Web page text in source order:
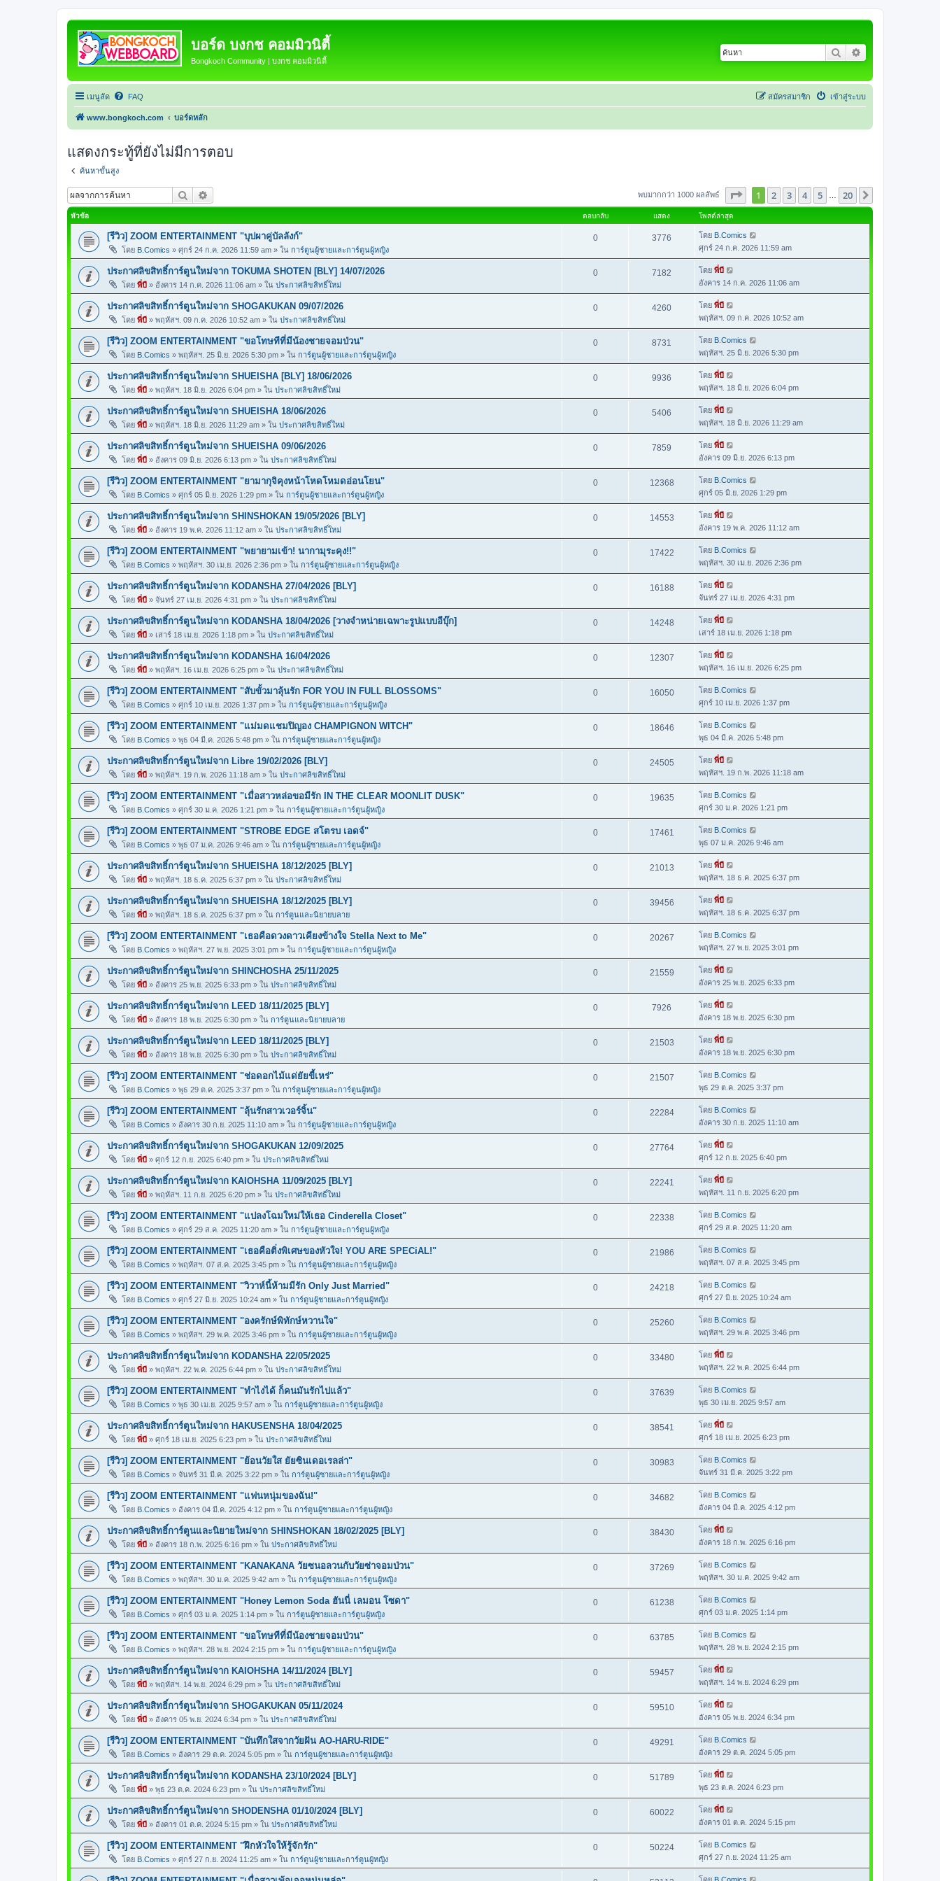
บอร์ด บงกช คอมมิวนิตี้
Bongkoch Community | บงกช คอมมิวนิตี้
ค้นหา
เมนูลัด FAQ เข้าสู่ระบบ
สมัครสมาชิก
www.bongkoch.com บอร์ดหลัก
แสดงกระทู้ที่ยังไม่มีการตอบ
ค้นหาขั้นสูง
ค้นหา พบมากกว่า 1000 ผลลัพธ์ หน้า จากทั้งหมด 20
1 2 3 4 5 20
หัวข้อ ตอบกลับ แสดง โพสต์ล่าสุด
[รีวิว] ZOOM ENTERTAINMENT "บุปผาคู่บัลลังก์"
โดย B.Comics » ศุกร์ 24 ก.ค. 2026 11:59 am » ใน การ์ตูนผู้ชายและการ์ตูนผู้หญิง
0 3776 โดย B.Comics
ศุกร์ 24 ก.ค. 2026 11:59 am
ประกาศลิขสิทธิ์การ์ตูนใหม่จาก TOKUMA SHOTEN [BLY] 14/07/2026
โดย พี่บี » อังคาร 14 ก.ค. 2026 11:06 am » ใน ประกาศลิขสิทธิ์ใหม่
0 7182 โดย พี่บี
อังคาร 14 ก.ค. 2026 11:06 am
ประกาศลิขสิทธิ์การ์ตูนใหม่จาก SHOGAKUKAN 09/07/2026
โดย พี่บี » พฤหัสฯ. 09 ก.ค. 2026 10:52 am » ใน ประกาศลิขสิทธิ์ใหม่
0 4260 โดย พี่บี
พฤหัสฯ. 09 ก.ค. 2026 10:52 am
[รีวิว] ZOOM ENTERTAINMENT "ขอโทษทีที่มีน้องชายจอมป่วน"
โดย B.Comics » พฤหัสฯ. 25 มิ.ย. 2026 5:30 pm » ใน การ์ตูนผู้ชายและการ์ตูนผู้หญิง
0 8731 โดย B.Comics
พฤหัสฯ. 25 มิ.ย. 2026 5:30 pm
ประกาศลิขสิทธิ์การ์ตูนใหม่จาก SHUEISHA [BLY] 18/06/2026
โดย พี่บี » พฤหัสฯ. 18 มิ.ย. 2026 6:04 pm » ใน ประกาศลิขสิทธิ์ใหม่
0 9936 โดย พี่บี
พฤหัสฯ. 18 มิ.ย. 2026 6:04 pm
ประกาศลิขสิทธิ์การ์ตูนใหม่จาก SHUEISHA 18/06/2026
โดย พี่บี » พฤหัสฯ. 18 มิ.ย. 2026 11:29 am » ใน ประกาศลิขสิทธิ์ใหม่
0 5406 โดย พี่บี
พฤหัสฯ. 18 มิ.ย. 2026 11:29 am
ประกาศลิขสิทธิ์การ์ตูนใหม่จาก SHUEISHA 09/06/2026
โดย พี่บี » อังคาร 09 มิ.ย. 2026 6:13 pm » ใน ประกาศลิขสิทธิ์ใหม่
0 7859 โดย พี่บี
อังคาร 09 มิ.ย. 2026 6:13 pm
[รีวิว] ZOOM ENTERTAINMENT "ยามากุจิคุงหน้าโหดโหมดอ่อนโยน"
โดย B.Comics » ศุกร์ 05 มิ.ย. 2026 1:29 pm » ใน การ์ตูนผู้ชายและการ์ตูนผู้หญิง
0 12368 โดย B.Comics
ศุกร์ 05 มิ.ย. 2026 1:29 pm
ประกาศลิขสิทธิ์การ์ตูนใหม่จาก SHINSHOKAN 19/05/2026 [BLY]
โดย พี่บี » อังคาร 19 พ.ค. 2026 11:12 am » ใน ประกาศลิขสิทธิ์ใหม่
0 14553 โดย พี่บี
อังคาร 19 พ.ค. 2026 11:12 am
[รีวิว] ZOOM ENTERTAINMENT "พยายามเข้า! นากามุระคุง!!"
โดย B.Comics » พฤหัสฯ. 30 เม.ย. 2026 2:36 pm » ใน การ์ตูนผู้ชายและการ์ตูนผู้หญิง
0 17422 โดย B.Comics
พฤหัสฯ. 30 เม.ย. 2026 2:36 pm
ประกาศลิขสิทธิ์การ์ตูนใหม่จาก KODANSHA 27/04/2026 [BLY]
โดย พี่บี » จันทร์ 27 เม.ย. 2026 4:31 pm » ใน ประกาศลิขสิทธิ์ใหม่
0 16188 โดย พี่บี
จันทร์ 27 เม.ย. 2026 4:31 pm
ประกาศลิขสิทธิ์การ์ตูนใหม่จาก KODANSHA 18/04/2026 [วางจำหน่ายเฉพาะรูปแบบอีบุ๊ก]
โดย พี่บี » เสาร์ 18 เม.ย. 2026 1:18 pm » ใน ประกาศลิขสิทธิ์ใหม่
0 14248 โดย พี่บี
เสาร์ 18 เม.ย. 2026 1:18 pm
ประกาศลิขสิทธิ์การ์ตูนใหม่จาก KODANSHA 16/04/2026
โดย พี่บี » พฤหัสฯ. 16 เม.ย. 2026 6:25 pm » ใน ประกาศลิขสิทธิ์ใหม่
0 12307 โดย พี่บี
พฤหัสฯ. 16 เม.ย. 2026 6:25 pm
[รีวิว] ZOOM ENTERTAINMENT "สับขั้วมาลุ้นรัก FOR YOU IN FULL BLOSSOMS"
โดย B.Comics » ศุกร์ 10 เม.ย. 2026 1:37 pm » ใน การ์ตูนผู้ชายและการ์ตูนผู้หญิง
0 16050 โดย B.Comics
ศุกร์ 10 เม.ย. 2026 1:37 pm
[รีวิว] ZOOM ENTERTAINMENT "แม่มดแชมปิญอง CHAMPIGNON WITCH"
โดย B.Comics » พุธ 04 มี.ค. 2026 5:48 pm » ใน การ์ตูนผู้ชายและการ์ตูนผู้หญิง
0 18646 โดย B.Comics
พุธ 04 มี.ค. 2026 5:48 pm
ประกาศลิขสิทธิ์การ์ตูนใหม่จาก Libre 19/02/2026 [BLY]
โดย พี่บี » พฤหัสฯ. 19 ก.พ. 2026 11:18 am » ใน ประกาศลิขสิทธิ์ใหม่
0 24505 โดย พี่บี
พฤหัสฯ. 19 ก.พ. 2026 11:18 am
[รีวิว] ZOOM ENTERTAINMENT "เมื่อสาวหล่อขอมีรัก IN THE CLEAR MOONLIT DUSK"
โดย B.Comics » ศุกร์ 30 ม.ค. 2026 1:21 pm » ใน การ์ตูนผู้ชายและการ์ตูนผู้หญิง
0 19635 โดย B.Comics
ศุกร์ 30 ม.ค. 2026 1:21 pm
[รีวิว] ZOOM ENTERTAINMENT "STROBE EDGE สโตรบ เอดจ์"
โดย B.Comics » พุธ 07 ม.ค. 2026 9:46 am » ใน การ์ตูนผู้ชายและการ์ตูนผู้หญิง
0 17461 โดย B.Comics
พุธ 07 ม.ค. 2026 9:46 am
ประกาศลิขสิทธิ์การ์ตูนใหม่จาก SHUEISHA 18/12/2025 [BLY]
โดย พี่บี » พฤหัสฯ. 18 ธ.ค. 2025 6:37 pm » ใน ประกาศลิขสิทธิ์ใหม่
0 21013 โดย พี่บี
พฤหัสฯ. 18 ธ.ค. 2025 6:37 pm
ประกาศลิขสิทธิ์การ์ตูนใหม่จาก SHUEISHA 18/12/2025 [BLY]
โดย พี่บี » พฤหัสฯ. 18 ธ.ค. 2025 6:37 pm » ใน การ์ตูนและนิยายบลาย
0 39456 โดย พี่บี
พฤหัสฯ. 18 ธ.ค. 2025 6:37 pm
[รีวิว] ZOOM ENTERTAINMENT "เธอคือดวงดาวเคียงข้างใจ Stella Next to Me"
โดย B.Comics » พฤหัสฯ. 27 พ.ย. 2025 3:01 pm » ใน การ์ตูนผู้ชายและการ์ตูนผู้หญิง
0 20267 โดย B.Comics
พฤหัสฯ. 27 พ.ย. 2025 3:01 pm
ประกาศลิขสิทธิ์การ์ตูนใหม่จาก SHINCHOSHA 25/11/2025
โดย พี่บี » อังคาร 25 พ.ย. 2025 6:33 pm » ใน ประกาศลิขสิทธิ์ใหม่
0 21559 โดย พี่บี
อังคาร 25 พ.ย. 2025 6:33 pm
ประกาศลิขสิทธิ์การ์ตูนใหม่จาก LEED 18/11/2025 [BLY]
โดย พี่บี » อังคาร 18 พ.ย. 2025 6:30 pm » ใน การ์ตูนและนิยายบลาย
0 7926 โดย พี่บี
อังคาร 18 พ.ย. 2025 6:30 pm
ประกาศลิขสิทธิ์การ์ตูนใหม่จาก LEED 18/11/2025 [BLY]
โดย พี่บี » อังคาร 18 พ.ย. 2025 6:30 pm » ใน ประกาศลิขสิทธิ์ใหม่
0 21503 โดย พี่บี
อังคาร 18 พ.ย. 2025 6:30 pm
[รีวิว] ZOOM ENTERTAINMENT "ช่อดอกไม้แด่ยัยขี้เหร่"
โดย B.Comics » พุธ 29 ต.ค. 2025 3:37 pm » ใน การ์ตูนผู้ชายและการ์ตูนผู้หญิง
0 21507 โดย B.Comics
พุธ 29 ต.ค. 2025 3:37 pm
[รีวิว] ZOOM ENTERTAINMENT "ลุ้นรักสาวเวอร์จิ้น"
โดย B.Comics » อังคาร 30 ก.ย. 2025 11:10 am » ใน การ์ตูนผู้ชายและการ์ตูนผู้หญิง
0 22284 โดย B.Comics
อังคาร 30 ก.ย. 2025 11:10 am
ประกาศลิขสิทธิ์การ์ตูนใหม่จาก SHOGAKUKAN 12/09/2025
โดย พี่บี » ศุกร์ 12 ก.ย. 2025 6:40 pm » ใน ประกาศลิขสิทธิ์ใหม่
0 27764 โดย พี่บี
ศุกร์ 12 ก.ย. 2025 6:40 pm
ประกาศลิขสิทธิ์การ์ตูนใหม่จาก KAIOHSHA 11/09/2025 [BLY]
โดย พี่บี » พฤหัสฯ. 11 ก.ย. 2025 6:20 pm » ใน ประกาศลิขสิทธิ์ใหม่
0 22241 โดย พี่บี
พฤหัสฯ. 11 ก.ย. 2025 6:20 pm
[รีวิว] ZOOM ENTERTAINMENT "แปลงโฉมใหม่ให้เธอ Cinderella Closet"
โดย B.Comics » ศุกร์ 29 ส.ค. 2025 11:20 am » ใน การ์ตูนผู้ชายและการ์ตูนผู้หญิง
0 22338 โดย B.Comics
ศุกร์ 29 ส.ค. 2025 11:20 am
[รีวิว] ZOOM ENTERTAINMENT "เธอคือติ่งพิเศษของหัวใจ! YOU ARE SPECiAL!"
โดย B.Comics » พฤหัสฯ. 07 ส.ค. 2025 3:45 pm » ใน การ์ตูนผู้ชายและการ์ตูนผู้หญิง
0 21986 โดย B.Comics
พฤหัสฯ. 07 ส.ค. 2025 3:45 pm
[รีวิว] ZOOM ENTERTAINMENT "วิวาห์นี้ห้ามมีรัก Only Just Married"
โดย B.Comics » ศุกร์ 27 มิ.ย. 2025 10:24 am » ใน การ์ตูนผู้ชายและการ์ตูนผู้หญิง
0 24218 โดย B.Comics
ศุกร์ 27 มิ.ย. 2025 10:24 am
[รีวิว] ZOOM ENTERTAINMENT "องครักษ์พิทักษ์หวานใจ"
โดย B.Comics » พฤหัสฯ. 29 พ.ค. 2025 3:46 pm » ใน การ์ตูนผู้ชายและการ์ตูนผู้หญิง
0 25260 โดย B.Comics
พฤหัสฯ. 29 พ.ค. 2025 3:46 pm
ประกาศลิขสิทธิ์การ์ตูนใหม่จาก KODANSHA 22/05/2025
โดย พี่บี » พฤหัสฯ. 22 พ.ค. 2025 6:44 pm » ใน ประกาศลิขสิทธิ์ใหม่
0 33480 โดย พี่บี
พฤหัสฯ. 22 พ.ค. 2025 6:44 pm
[รีวิว] ZOOM ENTERTAINMENT "ทำไงได้ ก็คนมันรักไปแล้ว"
โดย B.Comics » พุธ 30 เม.ย. 2025 9:57 am » ใน การ์ตูนผู้ชายและการ์ตูนผู้หญิง
0 37639 โดย B.Comics
พุธ 30 เม.ย. 2025 9:57 am
ประกาศลิขสิทธิ์การ์ตูนใหม่จาก HAKUSENSHA 18/04/2025
โดย พี่บี » ศุกร์ 18 เม.ย. 2025 6:23 pm » ใน ประกาศลิขสิทธิ์ใหม่
0 38541 โดย พี่บี
ศุกร์ 18 เม.ย. 2025 6:23 pm
[รีวิว] ZOOM ENTERTAINMENT "ย้อนวัยใส ยัยซินเดอเรลล่า"
โดย B.Comics » จันทร์ 31 มี.ค. 2025 3:22 pm » ใน การ์ตูนผู้ชายและการ์ตูนผู้หญิง
0 30983 โดย B.Comics
จันทร์ 31 มี.ค. 2025 3:22 pm
[รีวิว] ZOOM ENTERTAINMENT "แฟนหนุ่มของฉัน!"
โดย B.Comics » อังคาร 04 มี.ค. 2025 4:12 pm » ใน การ์ตูนผู้ชายและการ์ตูนผู้หญิง
0 34682 โดย B.Comics
อังคาร 04 มี.ค. 2025 4:12 pm
ประกาศลิขสิทธิ์การ์ตูนและนิยายใหม่จาก SHINSHOKAN 18/02/2025 [BLY]
โดย พี่บี » อังคาร 18 ก.พ. 2025 6:16 pm » ใน ประกาศลิขสิทธิ์ใหม่
0 38430 โดย พี่บี
อังคาร 18 ก.พ. 2025 6:16 pm
[รีวิว] ZOOM ENTERTAINMENT "KANAKANA วัยซนอลวนกับวัยซ่าจอมป่วน"
โดย B.Comics » พฤหัสฯ. 30 ม.ค. 2025 9:42 am » ใน การ์ตูนผู้ชายและการ์ตูนผู้หญิง
0 37269 โดย B.Comics
พฤหัสฯ. 30 ม.ค. 2025 9:42 am
[รีวิว] ZOOM ENTERTAINMENT "Honey Lemon Soda ฮันนี่ เลมอน โซดา"
โดย B.Comics » ศุกร์ 03 ม.ค. 2025 1:14 pm » ใน การ์ตูนผู้ชายและการ์ตูนผู้หญิง
0 61238 โดย B.Comics
ศุกร์ 03 ม.ค. 2025 1:14 pm
[รีวิว] ZOOM ENTERTAINMENT "ขอโทษทีที่มีน้องชายจอมป่วน"
โดย B.Comics » พฤหัสฯ. 28 พ.ย. 2024 2:15 pm » ใน การ์ตูนผู้ชายและการ์ตูนผู้หญิง
0 63785 โดย B.Comics
พฤหัสฯ. 28 พ.ย. 2024 2:15 pm
ประกาศลิขสิทธิ์การ์ตูนใหม่จาก KAIOHSHA 14/11/2024 [BLY]
โดย พี่บี » พฤหัสฯ. 14 พ.ย. 2024 6:29 pm » ใน ประกาศลิขสิทธิ์ใหม่
0 59457 โดย พี่บี
พฤหัสฯ. 14 พ.ย. 2024 6:29 pm
ประกาศลิขสิทธิ์การ์ตูนใหม่จาก SHOGAKUKAN 05/11/2024
โดย พี่บี » อังคาร 05 พ.ย. 2024 6:34 pm » ใน ประกาศลิขสิทธิ์ใหม่
0 59510 โดย พี่บี
อังคาร 05 พ.ย. 2024 6:34 pm
[รีวิว] ZOOM ENTERTAINMENT "บันทึกใสจากวัยฝัน AO-HARU-RIDE"
โดย B.Comics » อังคาร 29 ต.ค. 2024 5:05 pm » ใน การ์ตูนผู้ชายและการ์ตูนผู้หญิง
0 49291 โดย B.Comics
อังคาร 29 ต.ค. 2024 5:05 pm
ประกาศลิขสิทธิ์การ์ตูนใหม่จาก KODANSHA 23/10/2024 [BLY]
โดย พี่บี » พุธ 23 ต.ค. 2024 6:23 pm » ใน ประกาศลิขสิทธิ์ใหม่
0 51789 โดย พี่บี
พุธ 23 ต.ค. 2024 6:23 pm
ประกาศลิขสิทธิ์การ์ตูนใหม่จาก SHODENSHA 01/10/2024 [BLY]
โดย พี่บี » อังคาร 01 ต.ค. 2024 5:15 pm » ใน ประกาศลิขสิทธิ์ใหม่
0 60022 โดย พี่บี
อังคาร 01 ต.ค. 2024 5:15 pm
[รีวิว] ZOOM ENTERTAINMENT "ฝึกหัวใจให้รู้จักรัก"
โดย B.Comics » ศุกร์ 27 ก.ย. 2024 11:25 am » ใน การ์ตูนผู้ชายและการ์ตูนผู้หญิง
0 50224 โดย B.Comics
ศุกร์ 27 ก.ย. 2024 11:25 am